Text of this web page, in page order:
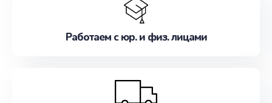
Работаем с юр. и физ. лицами